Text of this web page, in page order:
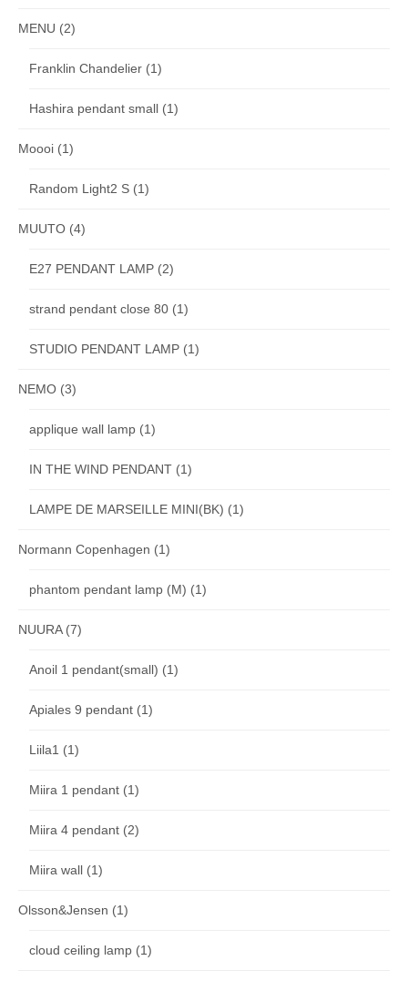
MENU (2)
Franklin Chandelier (1)
Hashira pendant small (1)
Moooi (1)
Random Light2 S (1)
MUUTO (4)
E27 PENDANT LAMP (2)
strand pendant close 80 (1)
STUDIO PENDANT LAMP (1)
NEMO (3)
applique wall lamp (1)
IN THE WIND PENDANT (1)
LAMPE DE MARSEILLE MINI(BK) (1)
Normann Copenhagen (1)
phantom pendant lamp (M) (1)
NUURA(7)
Anoil 1 pendant(small) (1)
Apiales 9 pendant (1)
Liila1 (1)
Miira 1 pendant (1)
Miira 4 pendant (2)
Miira wall (1)
Olsson&Jensen (1)
cloud ceiling lamp (1)